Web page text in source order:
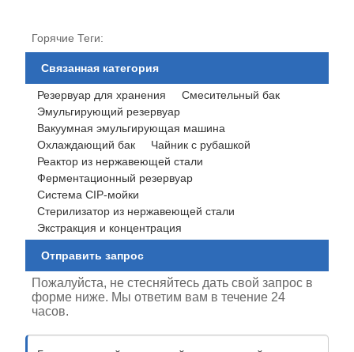
Горячие Теги:
Связанная категория
Резервуар для хранения
Смесительный бак
Эмульгирующий резервуар
Вакуумная эмульгирующая машина
Охлаждающий бак
Чайник с рубашкой
Реактор из нержавеющей стали
Ферментационный резервуар
Система CIP-мойки
Стерилизатор из нержавеющей стали
Экстракция и концентрация
Отправить запрос
Пожалуйста, не стесняйтесь дать свой запрос в
форме ниже. Мы ответим вам в течение 24
часов.